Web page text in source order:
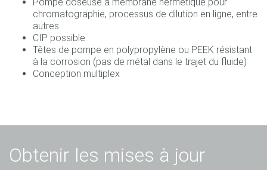
Pompe doseuse à membrane hermétique pour
chromatographie, processus de dilution en ligne, entre
autres
CIP possible
Têtes de pompe en polypropylène ou PEEK résistant
à la corrosion (pas de métal dans le trajet du fluide)
Conception multiplex
Obtenir les mises à jour